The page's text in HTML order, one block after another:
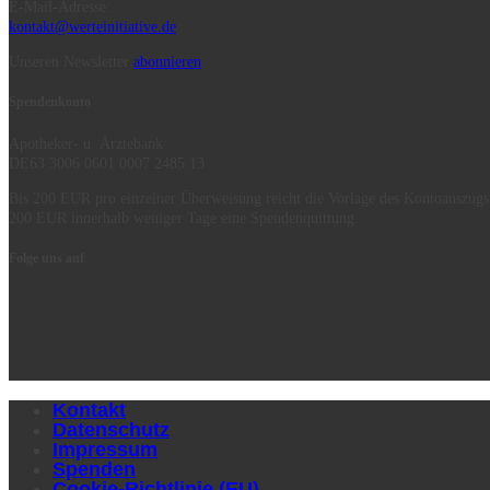
kontakt@werteinitiative.de
abonnieren
Kontakt
Datenschutz
Impressum
Spenden